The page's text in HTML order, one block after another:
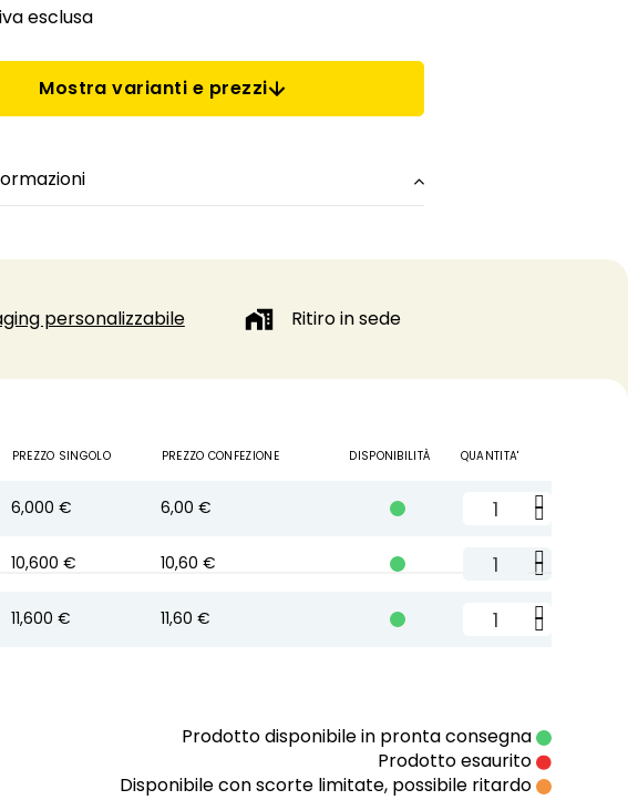
iva esclusa
Mostra varianti e prezzi
personalizzabile Ritiro in sede
PREZZO SINGOLO PREZZO CONFEZIONE DISPONIBILITÀ QUANTITA'
6,000 € 6,00 €
10,600 € 10,60 €
11,600 € 11,60 €
Prodotto disponibile in pronta consegna
Prodotto esaurito
Disponibile con scorte limitate, possibile ritardo